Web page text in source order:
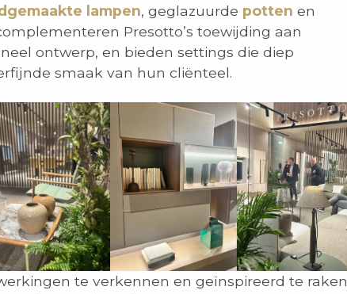
lampen, geglazuurde potten en
Presotto’s toewijding aan
ontwerp, en bieden settings die diep
smaak van hun cliënteel.
te verkennen en geïnspireerd te raken